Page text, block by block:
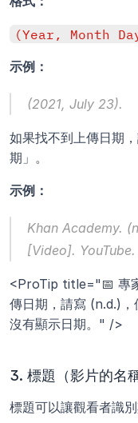
(Year, Month
示例：
(2021, July 23).
如果找不到上傳日期
期」。
示例：
Khan Academy.
[Video].
<ProTip title="📅 專
傳日期，請寫 (n.d.)
沒有顯示日期。" />
3. 標題（影片的名稱
標題可以讓觀看者識